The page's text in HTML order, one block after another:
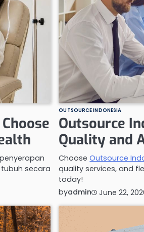
secara
OUTSOURCE INDONESIA
Outsource
Quality and
ChooseOutsource
quality services, and
today!
byadmin June 22,